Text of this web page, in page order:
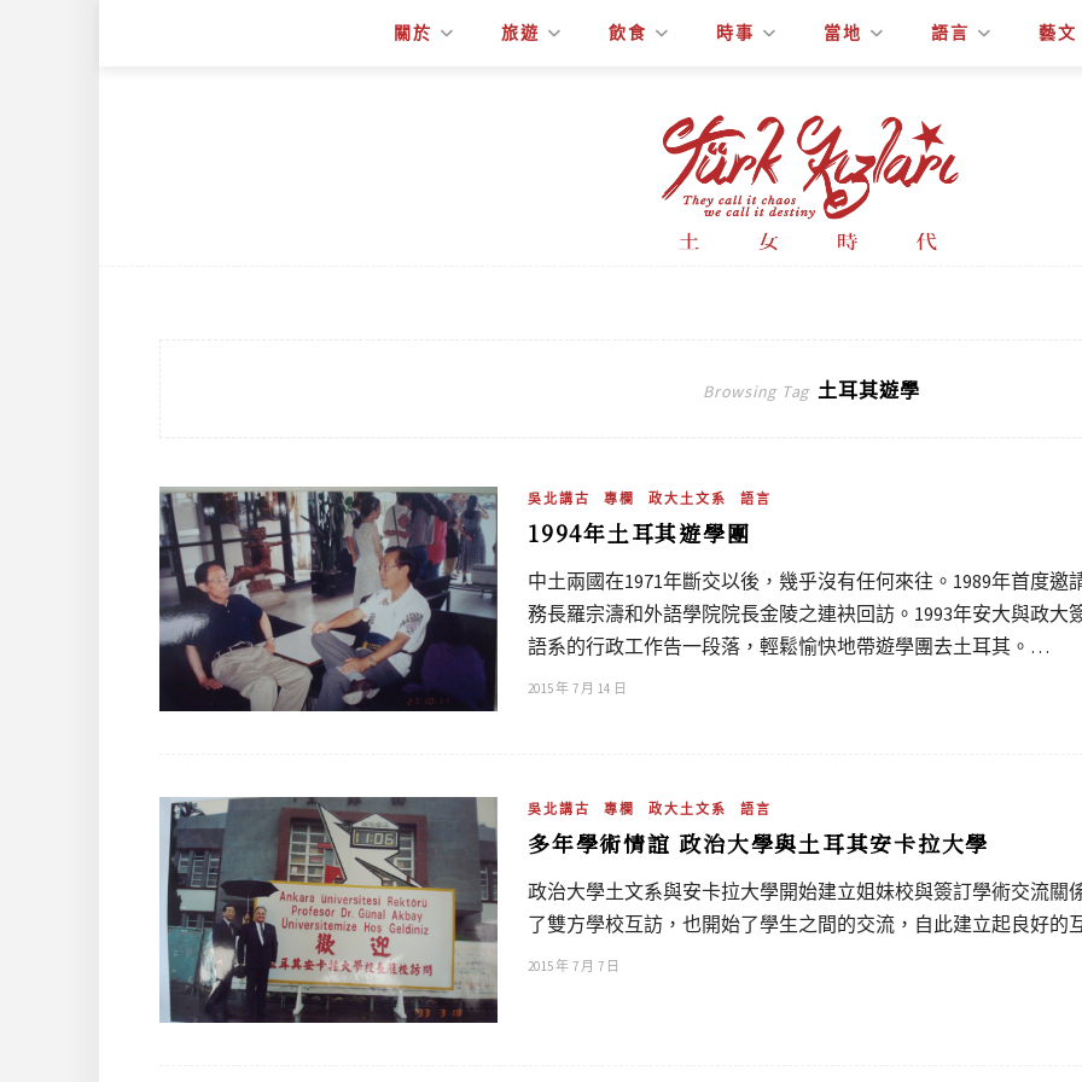
關於 旅遊 飲食 時事 當地 語言 藝文
Browsing Tag 土耳其遊學
吳北講古 專欄 政大土文系 語言
1994年土耳其遊學團
中土兩國在1971年斷交以後，幾乎沒有任何來往。1989年首度
務長羅宗濤和外語學院院長金陵之連袂回訪。1993年安大與政大
語系的行政工作告一段落，輕鬆愉快地帶遊學團去土耳其。…
2015 年 7 月 14 日
吳北講古 專欄 政大土文系 語言
多年學術情誼 政治大學與土耳其安卡拉大學
政治大學土文系與安卡拉大學開始建立姐妹校與簽訂學術交流關
了雙方學校互訪，也開始了學生之間的交流，自此建立起良好
2015 年 7 月 7 日